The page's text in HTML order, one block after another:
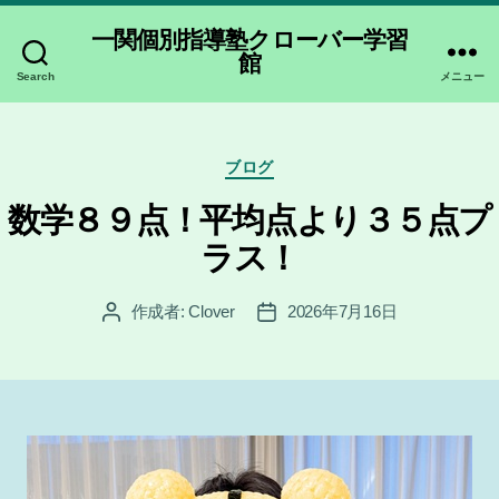
Search
一関個別指導塾クローバー学習
館
メニュー
カ
テ
ゴ
リ
ー
ブログ
数学８９点！平均点より３５点プ
ラス！
投 作成者:Clover
投
2026年7月16日